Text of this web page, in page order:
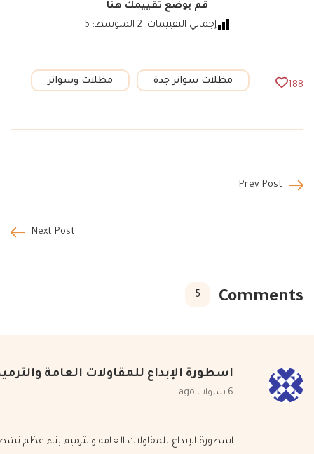
قم بوضع تقييمك هنا
إجمالي التقييمات: 2 المتوسط: 5
188 مظلات سواتر جدة مظلات وسواتر
Prev Post
Next Post
Comments
5
اسطورة الإبداع للمقاولات العامة
6 سنوات ago
اسطورة الإبداع للمقاولات العامه والترميم بناء عظم